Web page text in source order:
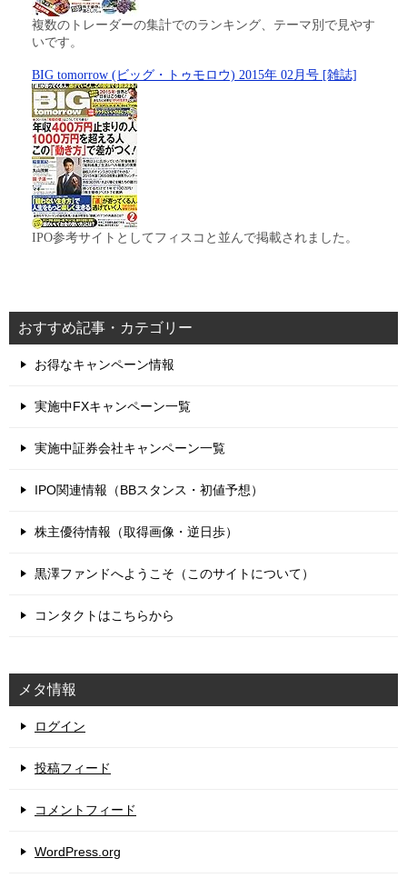
複数のトレーダーの集計でのランキング、テーマ別で見やす
いです。
BIG tomorrow (ビッグ・トゥモロウ) 2015年 02月号 [雑誌]
IPO参考サイトとしてフィスコと並んで掲載されました。
おすすめ記事・カテゴリー
お得なキャンペーン情報
実施中FXキャンペーン一覧
実施中証券会社キャンペーン一覧
IPO関連情報（BBスタンス・初値予想）
株主優待情報（取得画像・逆日歩）
黒澤ファンドへようこそ（このサイトについて）
コンタクトはこちらから
メタ情報
ログイン
投稿フィード
コメントフィード
WordPress.org